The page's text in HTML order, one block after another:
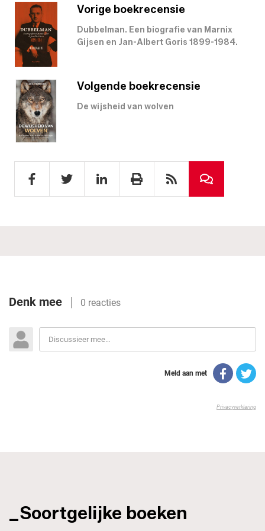
Vorige boekrecensie
Dubbelman. Een biografie van Marnix
Gijsen en Jan-Albert Goris 1899-1984.
Volgende boekrecensie
De wijsheid van wolven
_Soortgelijke boeken